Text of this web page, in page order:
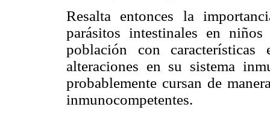
Resalta entonces la
parásitos intestinales en
población con
alteraciones en su sistema
probablemente cursan de
inmunocompetentes.